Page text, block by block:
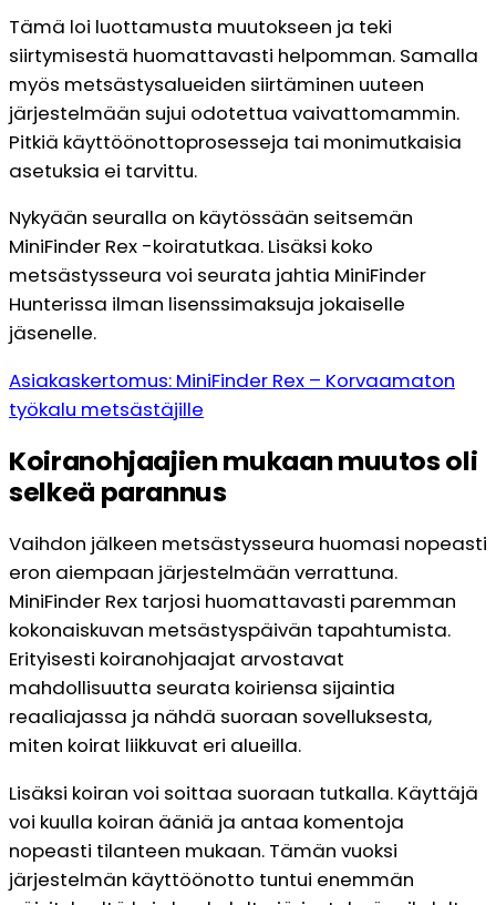
Tämä loi luottamusta muutokseen ja teki
siirtymisestä huomattavasti helpomman. Samalla
myös metsästysalueiden siirtäminen uuteen
järjestelmään sujui odotettua vaivattomammin.
Pitkiä käyttöönottoprosesseja tai monimutkaisia
asetuksia ei tarvittu.
Nykyään seuralla on käytössään seitsemän
MiniFinder Rex -koiratutkaa. Lisäksi koko
metsästysseura voi seurata jahtia MiniFinder
Hunterissa ilman lisenssimaksuja jokaiselle
jäsenelle.
Asiakaskertomus: MiniFinder Rex – Korvaamaton
työkalu metsästäjille
Koiranohjaajien mukaan muutos oli
selkeä parannus
Vaihdon jälkeen metsästysseura huomasi nopeasti
eron aiempaan järjestelmään verrattuna.
MiniFinder Rex tarjosi huomattavasti paremman
kokonaiskuvan metsästyspäivän tapahtumista.
Erityisesti koiranohjaajat arvostavat
mahdollisuutta seurata koiriensa sijaintia
reaaliajassa ja nähdä suoraan sovelluksesta,
miten koirat liikkuvat eri alueilla.
Lisäksi koiran voi soittaa suoraan tutkalla. Käyttäjä
voi kuulla koiran ääniä ja antaa komentoja
nopeasti tilanteen mukaan. Tämän vuoksi
järjestelmän käyttöönotto tuntui enemmän